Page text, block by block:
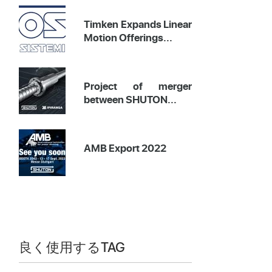
Timken Expands Linear
Motion Offerings...
Project of merger
between SHUTON...
AMB Export 2022
良く使用するTAG